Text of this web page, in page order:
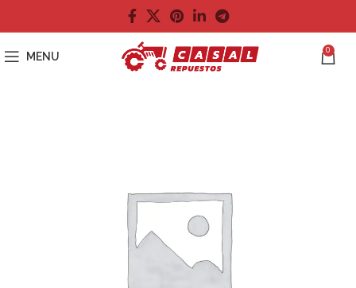
MENU 0